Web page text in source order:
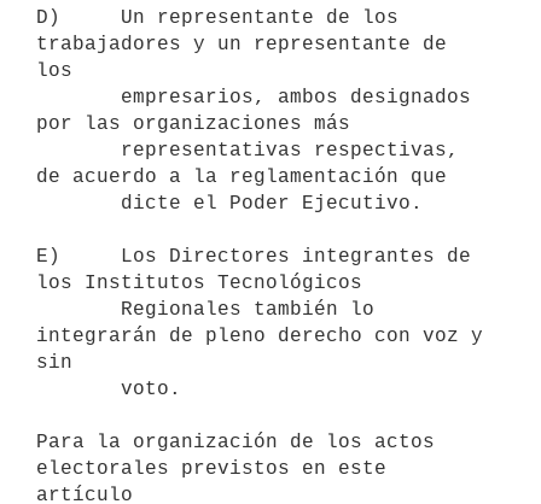
D)     Un representante de los
trabajadores y un representante de
los
por las organizaciones más
de acuerdo a la reglamentación que
E)     Los Directores integrantes de
los Institutos Tecnológicos
integrarán de pleno derecho con voz y
sin
Para la organización de los actos
electorales previstos en este
artículo